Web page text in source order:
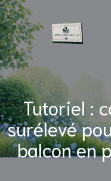
Tutoriel :
surélevé
balcon en